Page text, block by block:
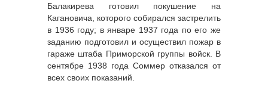
Балакирева готовил покушение на
Кагановича, которого собирался застрелить
в 1936 году; в январе 1937 года по его же
заданию подготовил и осуществил пожар в
гараже штаба Приморской группы войск. В
сентябре 1938 года Соммер отказался от
всех своих показаний.